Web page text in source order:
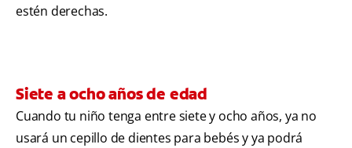
estén derechas.
Siete a ocho años de edad
Cuando tu niño tenga entre siete y ocho años, ya no
usará un cepillo de dientes para bebés y ya podrá